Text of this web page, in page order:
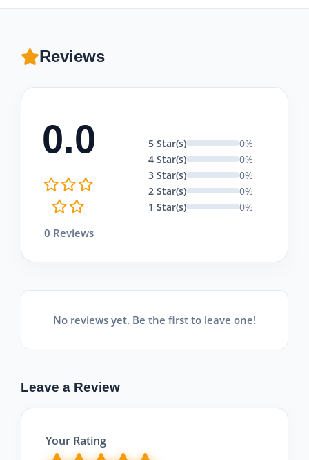
Reviews
0.0
0 Reviews
5 Star(s)
0%
4 Star(s)
0%
3 Star(s)
0%
2 Star(s)
0%
1 Star(s)
0%
No reviews yet. Be the first to leave one!
Leave a Review
Your Rating